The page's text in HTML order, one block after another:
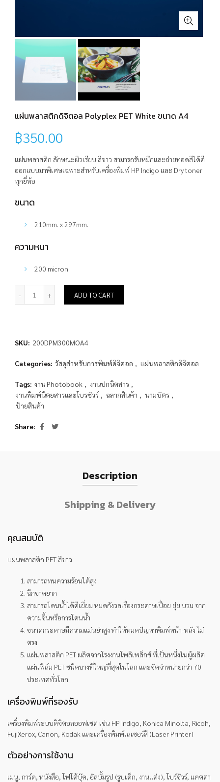
แผ่นพลาสติกดิจิตอล Polyplex PET White ขนาด A4
฿350.00
แผ่นพลาสติก ลักษณะผิวเรียบ สีขาว สามารถรับหมึกและถ่ายทอดสีได้ดี
ออกแบบมาพิเศษเฉพาะสำหรับเครื่องพิมพ์ HP Indigo และ Dry toner
ทุกยี่ห้อ
ขนาด
210mm. x 297mm.
ความหนา
200 micron
ADD TO CART
SKU: 200DPM300MOA4
Categories: วัสดุสำหรับการพิมพ์ดิจิตอล , แผ่นพลาสติกดิจิตอล
Tags: งาน Photobook , งานปกนิตสาร ,
งานพิมพ์นิตยสารและโบรชัวร์ , ฉลากสินค้า , นามบัตร ,
ป้ายสินค้า
Share
Description
Shipping & Delivery
คุณสมบัติ
แผ่นพลาสติก PET สีขาว
สามารถทนความร้อนได้สูง
ฉีกขาดยาก
สามารถโดนน้ำได้ดีเยี่ยม หมดกังวลเรื่องกระดาษเปื่อย ยุ่ย บวม จาก
ความชื้นหรือการโดนน้ำ
ขนาดกระดาษมีความแม่นยำสูง ทำให้หมดปัญหาพิมพ์หน้า-หลัง ไม่
ตรง
แผ่นพลาสติก PET ผลิตจากโรงงานโพลิเพล็กซ์ ที่เป็นหนึ่งในผู้ผลิต
แผ่นฟิล์ม PET ชนิดบางที่ใหญ่ที่สุดในโลก และจัดจำหน่ายกว่า 70
ประเทศทั่วโลก
เครื่องพิมพ์ที่รองรับ
เครื่องพิมพ์ระบบดิจิตอลออฟเซต เช่น HP Indigo, Konica Minolta, Ricoh,
FujiXerox, Canon, Kodak และเครื่องพิมพ์เลเซอร์สี (Laser Printer)
ตัวอย่างการใช้งาน
เมนู, การ์ด, หนังสือ, โฟโต้บุ๊ค, อัลบั้มรูป (รูปเด็ก, งานแต่ง), โบร์ชัวร์, แคตตา